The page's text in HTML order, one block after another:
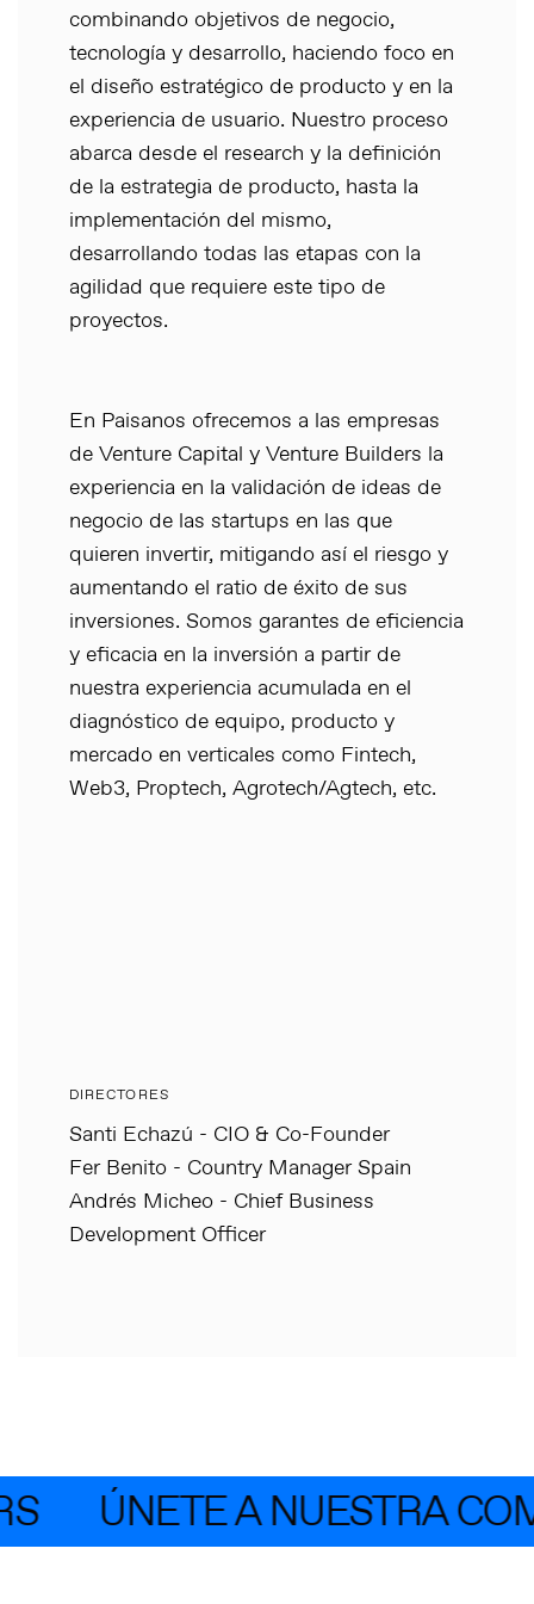
combinando objetivos de negocio,
tecnología y desarrollo, haciendo foco en
el diseño estratégico de producto y en la
experiencia de usuario. Nuestro proceso
abarca desde el research y la definición
de la estrategia de producto, hasta la
implementación del mismo,
desarrollando todas las etapas con la
agilidad que requiere este tipo de
proyectos.
En Paisanos ofrecemos a las empresas
de Venture Capital y Venture Builders la
experiencia en la validación de ideas de
negocio de las startups en las que
quieren invertir, mitigando así el riesgo y
aumentando el ratio de éxito de sus
inversiones. Somos garantes de eficiencia
y eficacia en la inversión a partir de
nuestra experiencia acumulada en el
diagnóstico de equipo, producto y
mercado en verticales como Fintech,
Web3, Proptech, Agrotech/Agtech, etc.
DIRECTORES
Santi Echazú - CIO & Co-Founder
Fer Benito - Country Manager Spain
Andrés Micheo - Chief Business
Development Officer
ÚNETE A NUESTRA